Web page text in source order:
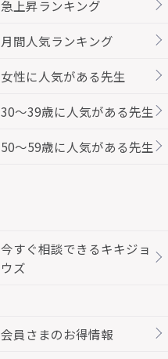
急上昇ランキング
月間人気ランキング
女性に人気がある先生
30～39歳に人気がある先生
50～59歳に人気がある先生
今すぐ相談できるキキジョ
ウズ
会員さまのお得情報